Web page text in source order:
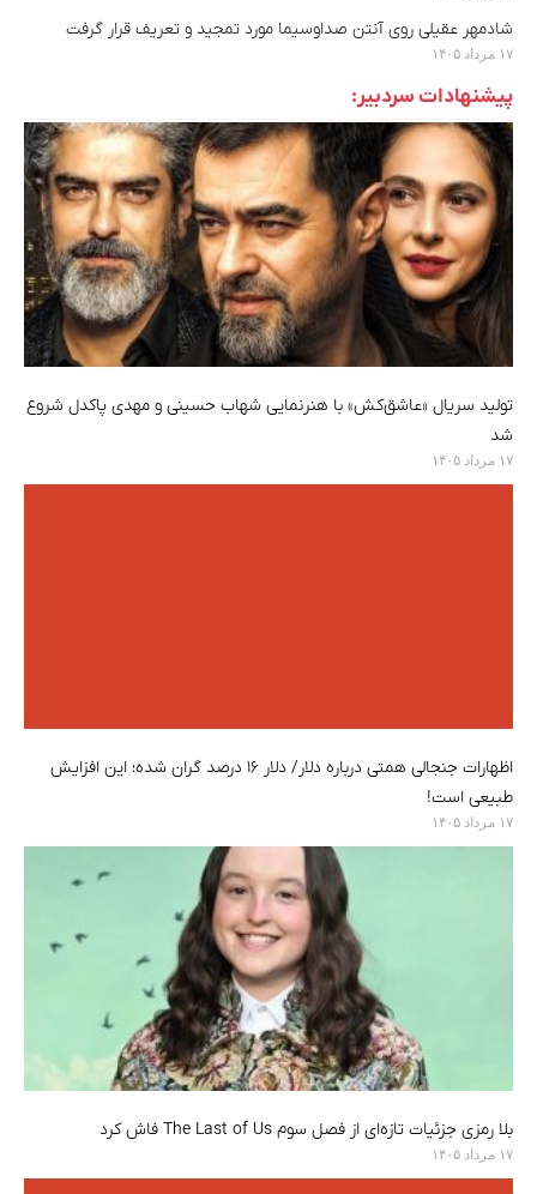
شادمهر عقیلی روی آنتن صداوسیما مورد تمجید و تعریف قرار گرفت
۱۷ مرداد ۱۴۰۵
پیشنهادات سردبیر:
تولید سریال «عاشق‌کش» با هنرنمایی شهاب حسینی و مهدی پاکدل شروع
شد
۱۷ مرداد ۱۴۰۵
اظهارات جنجالی همتی درباره دلار/ دلار ۱۶ درصد گران شده؛ این افزایش
طبیعی است!
۱۷ مرداد ۱۴۰۵
بلا رمزی جزئیات تازه‌ای از فصل سوم The Last of Us فاش کرد
۱۷ مرداد ۱۴۰۵